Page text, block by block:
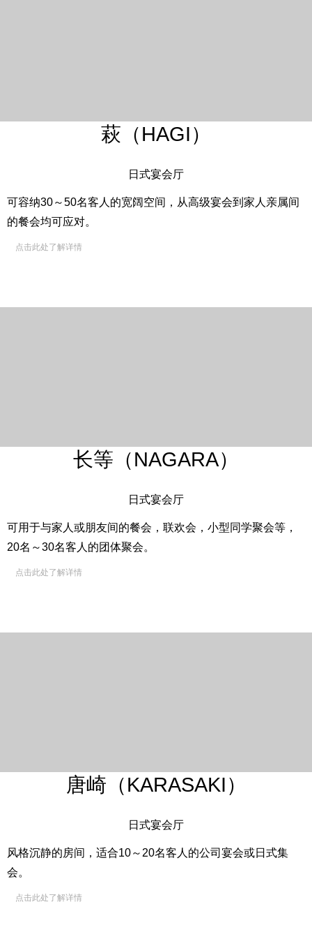
中文
萩（HAGI）
日式宴会厅
可容纳30～50名客人的宽阔空间，从高级宴会到家人亲属间
的餐会均可应对。
点击此处了解详情
长等（NAGARA）
日式宴会厅
可用于与家人或朋友间的餐会，联欢会，小型同学聚会等，
20名～30名客人的团体聚会。
点击此处了解详情
唐崎（KARASAKI）
日式宴会厅
风格沉静的房间，适合10～20名客人的公司宴会或日式集
会。
点击此处了解详情